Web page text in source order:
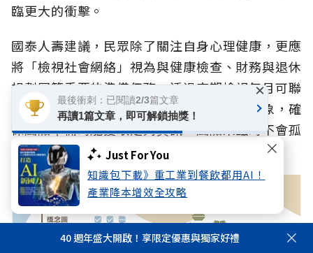
Just For You
知識包下載》重工業到餐飲都用AI！
產業降本增效全攻略
臨更大的衝擊。
國泰人壽建議，民眾除了關注自身心理健康，更應
將「檢視社會網絡」視為與健康檢查、財務與退休
規劃同等重要的準備任務。透過定期檢視每月可聯
繫的親友人數，以及可自在求助、傾訴的對象，確
保風險準備時能獲取足夠資訊、風險來臨時不會孤
立無援。
40 週年盛大開啟！享限定優惠與獨家好禮
最後衝刺：已閱讀2/3篇文章
再讀1篇文章，即可解鎖抽獎！
×